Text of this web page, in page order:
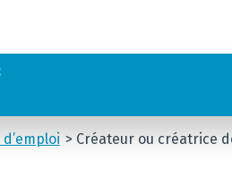
Créateur ou créatrice